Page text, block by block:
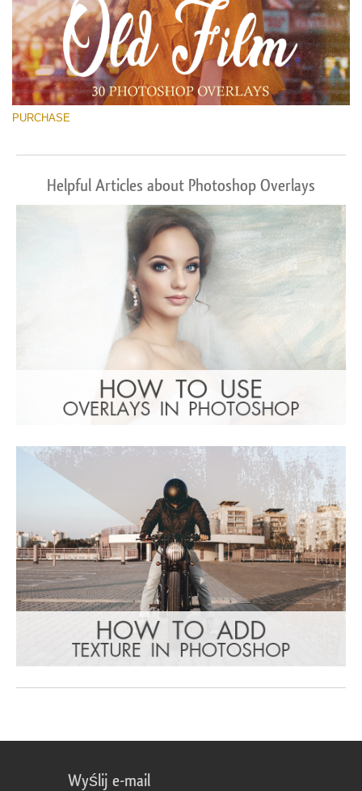
PURCHASE
Helpful Articles about Photoshop Overlays
Wyślij e-mail